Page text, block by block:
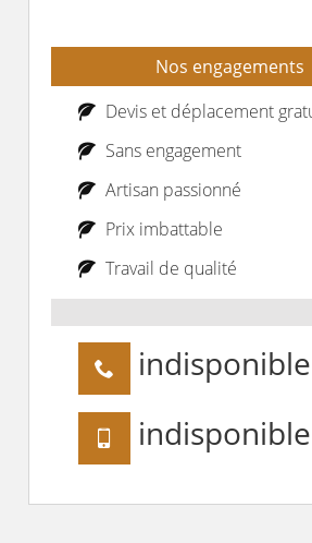
Nos engagements
Devis et déplacement
Sans engagement
Artisan passionné
Prix imbattable
Travail de qualité
indisponible
indisponible